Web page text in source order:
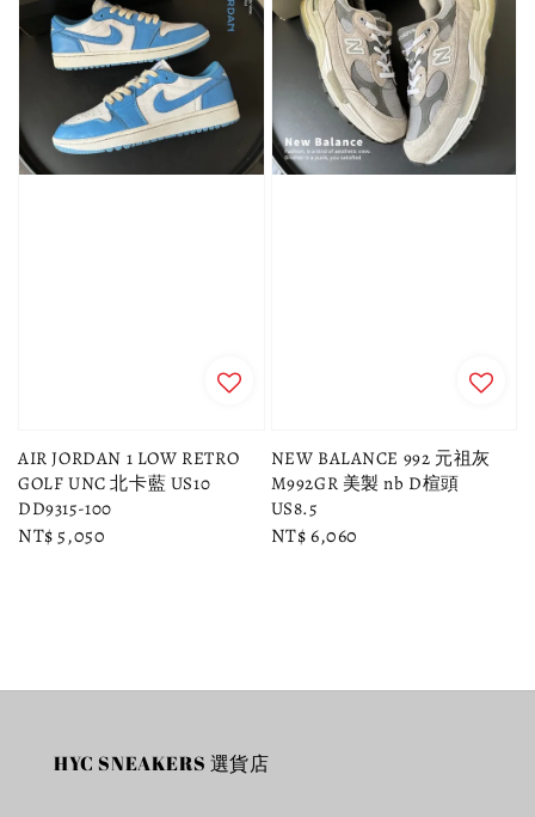
AIR JORDAN 1 LOW RETRO
GOLF UNC 北卡藍 US10
DD9315-100
Regular
NT$ 5,050
NEW BALANCE 992 元祖灰
M992GR 美製 nb D楦頭
US8.5
Regular
NT$ 6,060
HYC SNEAKERS 選貨店